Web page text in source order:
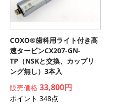
COXO®歯科用ライト付き高
速タービンCX207-GN-
TP（NSKと交換、カップリ
ング無し）3本入
販売価格 33,800円
ポイント 348点